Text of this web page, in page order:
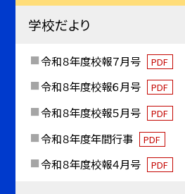
学校だより
令和８年度校報７月号 PDF
令和８年度校報６月号 PDF
令和８年度校報５月号 PDF
令和８年度年間行事 PDF
令和８年度校報４月号 PDF